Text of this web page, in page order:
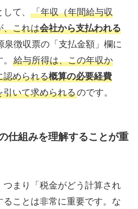
て、 「年収（年間給与収
、これは会社から支払われる
泉徴収票の「支払金額」欄に
給与所得は、この年収か
認められる概算の必要経費
引いて求められるのです。
仕組みを理解することが重
まり「税金がどう計算され
ることは非常に重要です。な